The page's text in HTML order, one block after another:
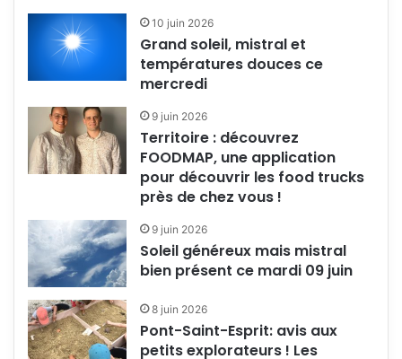
10 juin 2026
Grand soleil, mistral et
températures douces ce
mercredi
9 juin 2026
Territoire : découvrez
FOODMAP, une application
pour découvrir les food trucks
près de chez vous !
9 juin 2026
Soleil généreux mais mistral
bien présent ce mardi 09 juin
8 juin 2026
Pont-Saint-Esprit: avis aux
petits explorateurs ! Les